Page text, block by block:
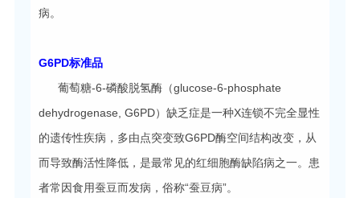
病。
G6PD标准品
葡萄糖-6-磷酸脱氢酶（glucose-6-phosphate
dehydrogenase, G6PD）缺乏症是一种X连锁不完全显性
的遗传性疾病，多由点突变致G6PD酶空间结构改变，从
而导致酶活性降低，是最常见的红细胞酶缺陷病之一。患
者常因食用蚕豆而发病，俗称“蚕豆病”。